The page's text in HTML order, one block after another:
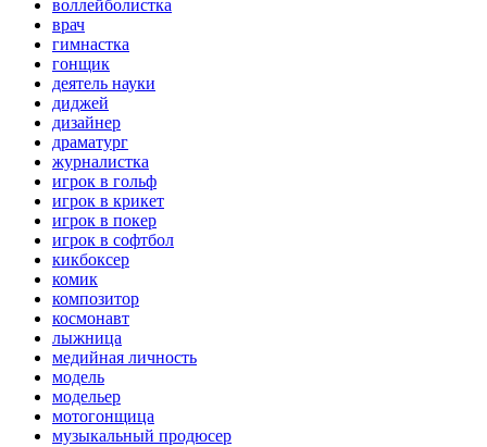
воллейболистка
врач
гимнастка
гонщик
деятель науки
диджей
дизайнер
драматург
журналистка
игрок в гольф
игрок в крикет
игрок в покер
игрок в софтбол
кикбоксер
комик
композитор
космонавт
лыжница
медийная личность
модель
модельер
мотогонщица
музыкальный продюсер